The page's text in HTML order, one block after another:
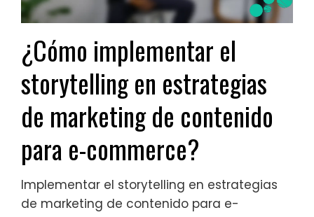
¿Cómo implementar el
storytelling en estrategias
de marketing de contenido
para e-commerce?
Implementar el storytelling en estrategias
de marketing de contenido para e-